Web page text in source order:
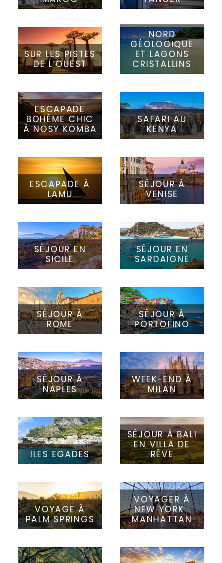
SUR LES PISTES
DE L’OUEST
NORD
GÉOLOGIQUE
ET LAGONS
CRISTALLINS
ESCAPADE
BOHÈME CHIC
À NOSY KOMBA
SAFARI AU
KENYA
ESCAPADE À
LAMU
SÉJOUR À
VENISE
SÉJOUR EN
SICILE
SÉJOUR EN
SARDAIGNE
SÉJOUR À
ROME
SÉJOUR À
PORTOFINO
SÉJOUR À
NAPLES
WEEK-END À
MILAN
ILES EGADES
SÉJOUR À BALI
EN VILLA DE
RÊVE
VOYAGE À
PALM SPRINGS
VOYAGER À
NEW YORK :
MANHATTAN